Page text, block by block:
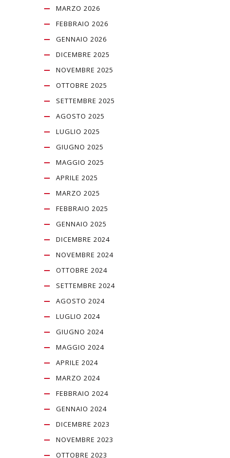
MARZO 2026
FEBBRAIO 2026
GENNAIO 2026
DICEMBRE 2025
NOVEMBRE 2025
OTTOBRE 2025
SETTEMBRE 2025
AGOSTO 2025
LUGLIO 2025
GIUGNO 2025
MAGGIO 2025
APRILE 2025
MARZO 2025
FEBBRAIO 2025
GENNAIO 2025
DICEMBRE 2024
NOVEMBRE 2024
OTTOBRE 2024
SETTEMBRE 2024
AGOSTO 2024
LUGLIO 2024
GIUGNO 2024
MAGGIO 2024
APRILE 2024
MARZO 2024
FEBBRAIO 2024
GENNAIO 2024
DICEMBRE 2023
NOVEMBRE 2023
OTTOBRE 2023